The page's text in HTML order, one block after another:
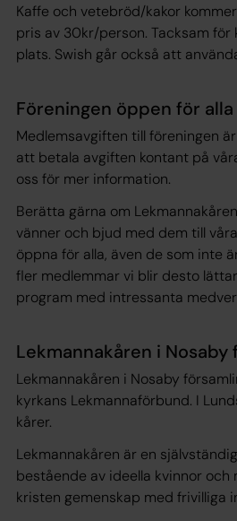
Kaffe och vetebröd/kakor
pris av 30kr/person. Tacksam
plats. Swish går också att
Föreningen öppen för alla
Medlemsavgiften till föreningen
att betala avgiften kontant på
oss för mer information.
Berätta gärna om
vänner och bjud med dem till
öppna för alla, även de som inte
fler medlemmar vi blir desto
program med intressanta
Lekmannakåren i Nosaby
Lekmannakåren i Nosaby
kyrkans Lekmannaförbund. I
kårer.
Lekmannakåren är en
bestående av ideella kvinnor och
kristen gemenskap med frivilliga